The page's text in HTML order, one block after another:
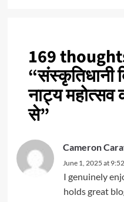
169
“संस्कृतिधानी
नाट्य
से”
Cameron
June 1, 2025 at
I genuinely
holds great